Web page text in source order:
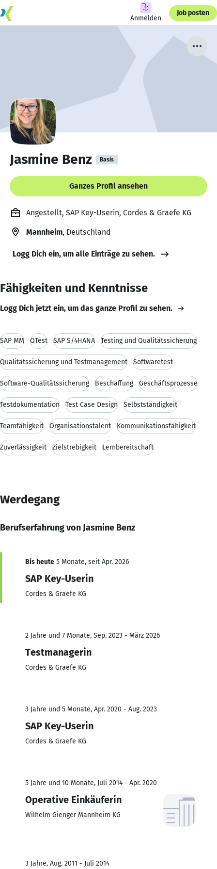
Anmelden
Job posten
Jasmine Benz Basis
Ganzes Profil ansehen
Angestellt, SAP Key-Userin, Cordes & Graefe KG
Mannheim, Deutschland
Logg Dich ein, um alle Einträge zu sehen.
Fähigkeiten und Kenntnisse
Logg Dich jetzt ein, um das ganze Profil zu sehen.
SAP MM QTest SAP S/4HANA Testing und Qualitätssicherung
Qualitätssicherung und Testmanagement Softwaretest
Software-Qualitätssicherung Beschaffung Geschäftsprozesse
Testdokumentation Test Case Design Selbstständigkeit
Teamfähigkeit Organisationstalent Kommunikationsfähigkeit
Zuverlässigkeit Zielstrebigkeit Lernbereitschaft
Werdegang
Berufserfahrung von Jasmine Benz
Bis heute 5 Monate, seit Apr. 2026
SAP Key-Userin
Cordes & Graefe KG
2 Jahre und 7 Monate, Sep. 2023 - März 2026
Testmanagerin
Cordes & Graefe KG
3 Jahre und 5 Monate, Apr. 2020 - Aug. 2023
SAP Key-Userin
Cordes & Graefe KG
5 Jahre und 10 Monate, Juli 2014 - Apr. 2020
Operative Einkäuferin
Wilhelm Gienger Mannheim KG
3 Jahre, Aug. 2011 - Juli 2014